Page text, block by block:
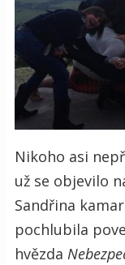
Nikoho asi
už se objevilo
Sandřina
pochlubila
hvězda